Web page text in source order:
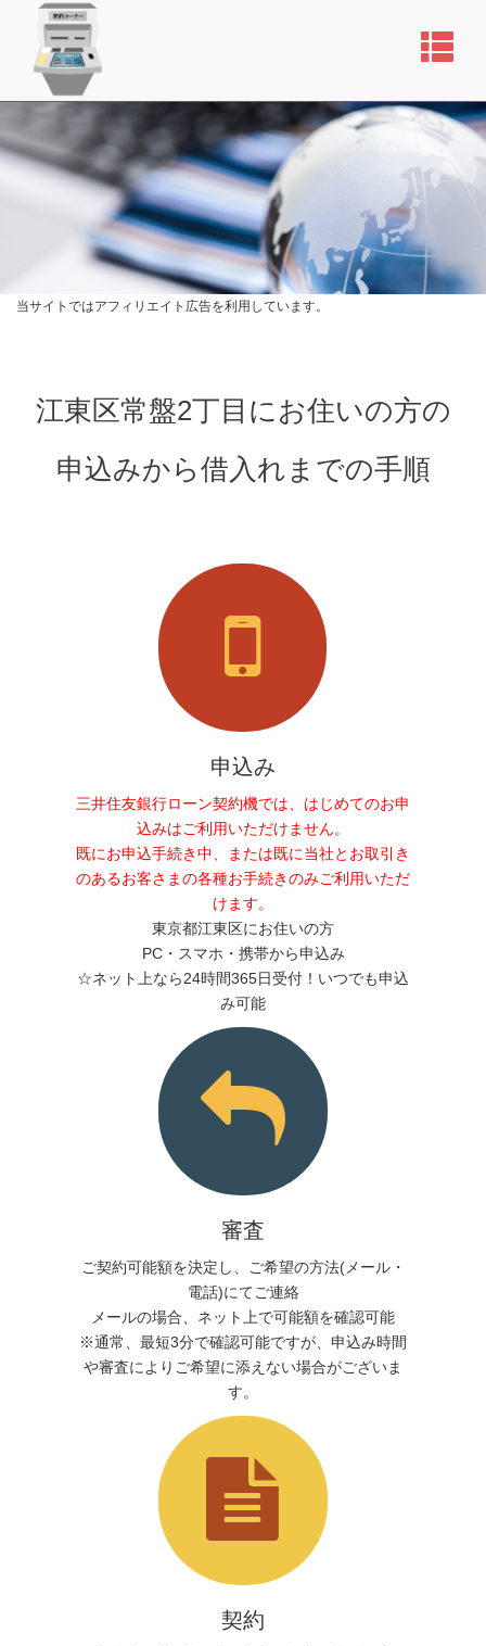
当サイトではアフィリエイト広告を利用しています。
江東区常盤2丁目にお住いの方の
申込みから借入れまでの手順
申込み
三井住友銀行ローン契約機では、はじめてのお申
込みはご利用いただけません。
既にお申込手続き中、または既に当社とお取引き
のあるお客さまの各種お手続きのみご利用いただ
けます。
東京都江東区にお住いの方
PC・スマホ・携帯から申込み
☆ネット上なら24時間365日受付！いつでも申込
み可能
審査
ご契約可能額を決定し、ご希望の方法(メール・
電話)にてご連絡
メールの場合、ネット上で可能額を確認可能
※通常、最短3分で確認可能ですが、申込み時間
や審査によりご希望に添えない場合がございま
す。
契約